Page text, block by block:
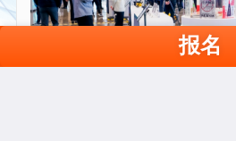
报名